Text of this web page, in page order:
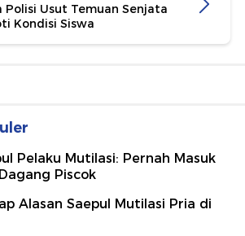
Polisi Usut Temuan Senjata
Kondisi Siswa
Pelaku Mutilasi: Pernah Masuk
Piscok
Alasan Saepul Mutilasi Pria di